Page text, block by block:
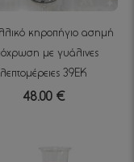
κηροπήγιο ασημή
με γυάλινες
λεπτομέρειες 39EK
48.00 €